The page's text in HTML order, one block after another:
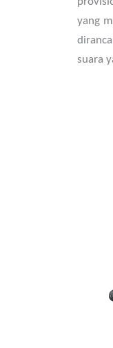
yang
suara